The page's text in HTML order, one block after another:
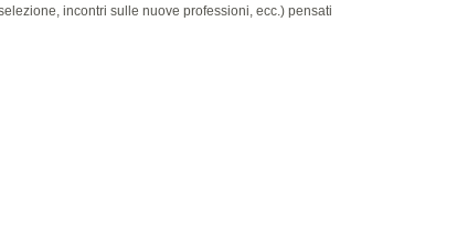
incontri sulle nuove professioni, ecc.) pensati